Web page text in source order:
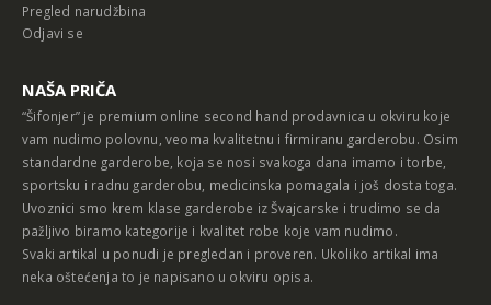
Pregled narudžbina
Odjavi se
NAŠA PRIČA
“Šifonjer” je premium online second hand prodavnica u okviru koje
vam nudimo polovnu, veoma kvalitetnu i firmiranu garderobu. Osim
standardne garderobe, koja se nosi svakoga dana imamo i torbe,
sportsku i radnu garderobu, medicinska pomagala i još dosta toga.
Uvoznici smo krem klase garderobe iz Švajcarske i trudimo se da
pažljivo biramo kategorije i kvalitet robe koje vam nudimo.
Svaki artikal u ponudi je pregledan i proveren. Ukoliko artikal ima
neka oštećenja to je napisano u okviru opisa.